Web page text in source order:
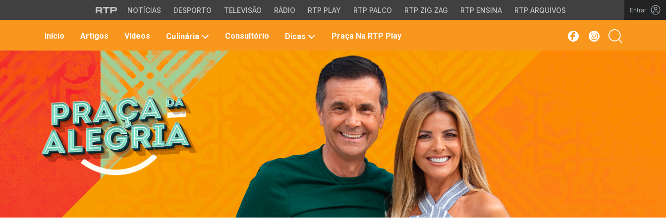
Saltar para o conteúdo principal
NOTÍCIAS DESPORTO TELEVISÃO RÁDIO RTP PLAY RTP PALCO RTP ZIG ZAG RTP ENSINA RTP ARQUIVOS Entrar
Início Artigos Vídeos Culinária Consultório Dicas Praça Na RTP Play
site